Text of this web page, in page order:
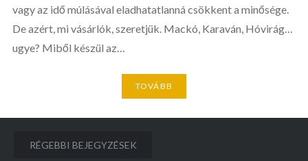
vagy az idő múlásával eladhatatlanná csökkent a minősége.
De azért, mi vásárlók, szeretjük. Mackó, Karaván, Hóvirág…
ugye? Miből készül az…
TOVÁBB
Bejegyzés
RÉGEBBI BEJEGYZÉSEK